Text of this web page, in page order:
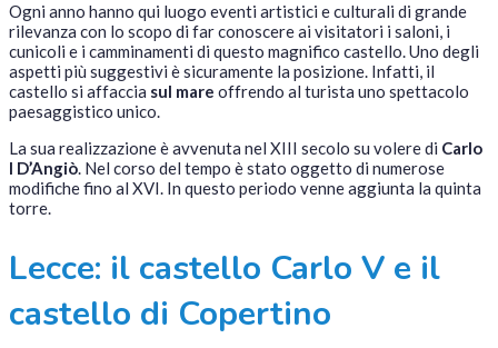
Ogni anno hanno qui luogo eventi artistici e culturali di grande
rilevanza con lo scopo di far conoscere ai visitatori i saloni, i
cunicoli e i camminamenti di questo magnifico castello. Uno degli
aspetti più suggestivi è sicuramente la posizione. Infatti, il
castello si affaccia sul mare offrendo al turista uno spettacolo
paesaggistico unico.
La sua realizzazione è avvenuta nel XIII secolo su volere di Carlo
I D’Angiò. Nel corso del tempo è stato oggetto di numerose
modifiche fino al XVI. In questo periodo venne aggiunta la quinta
torre.
Lecce: il castello Carlo V e il
castello di Copertino